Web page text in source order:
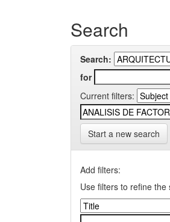
Search
Search:
for
Current filters:
Start a new search
Add filters:
Use filters to refine the